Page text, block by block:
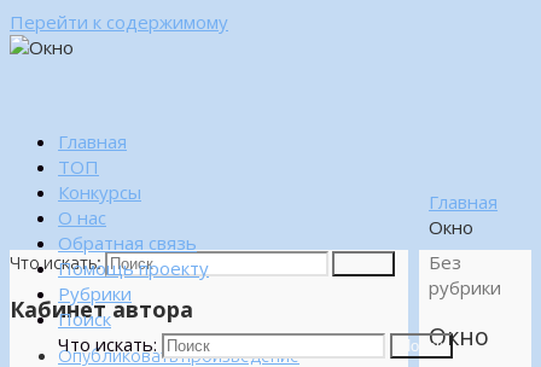
Перейти к содержимому
Главная
ТОП
Конкурсы
О нас
Обратная связь
Помощь проекту
Рубрики
Поиск
Что искать:
Поиск
Главная
Окно
Без
рубрики
Окно
Что искать:
Кабинет автора
Опубликовать произведение